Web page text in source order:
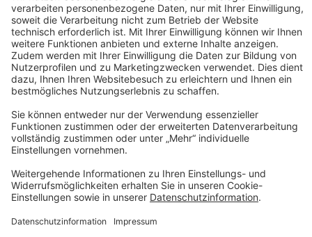
Details
Service-Hotline
Shop Service